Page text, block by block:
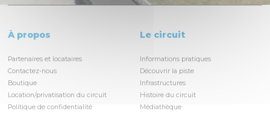
À propos
Partenaires et locataires
Contactez-nous
Boutique
Location/privatisation du circuit
Politique de confidentialité
Le circuit
Informations pratiques
Découvrir la piste
Infrastructures
Histoire du circuit
Médiathèque